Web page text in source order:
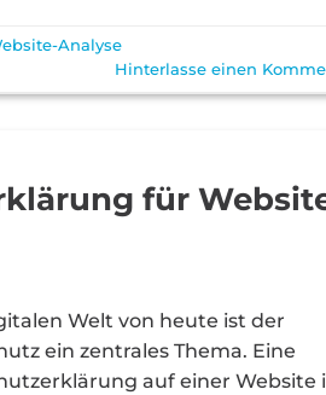
Analyse
Hinterlasse einen
für
Welt von heute ist der
ein zentrales Thema. Eine
auf einer Website